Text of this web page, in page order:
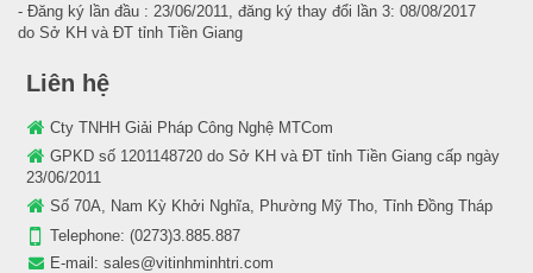
- Đăng ký lần đầu : 23/06/2011, đăng ký thay đổi lần 3: 08/08/2017
do Sở KH và ĐT tỉnh Tiền Giang
Liên hệ
Cty TNHH Giải Pháp Công Nghệ MTCom
GPKD số 1201148720 do Sở KH và ĐT tỉnh Tiền Giang cấp ngày
23/06/2011
Số 70A, Nam Kỳ Khởi Nghĩa, Phường Mỹ Tho, Tỉnh Đồng Tháp
Telephone: (0273)3.885.887
E-mail: sales@vitinhminhtri.com